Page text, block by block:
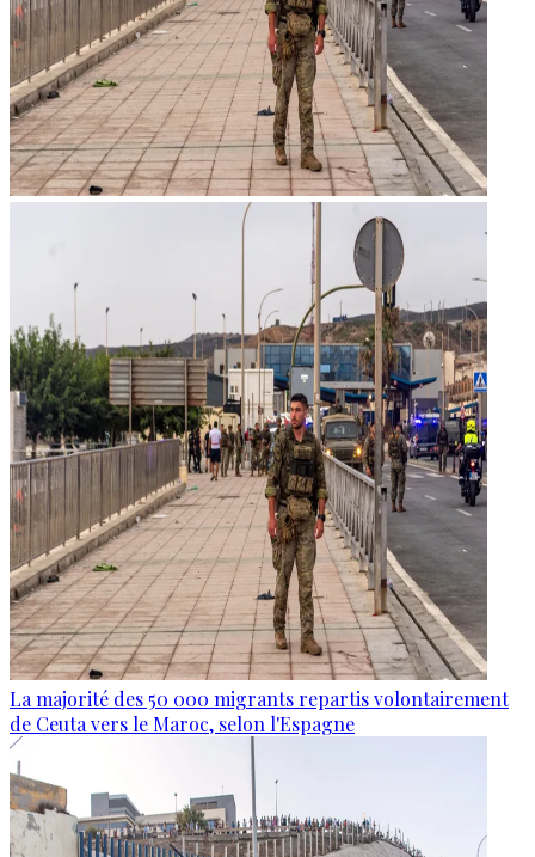
La majorité des 50 000 migrants repartis volontairement
de Ceuta vers le Maroc, selon l'Espagne